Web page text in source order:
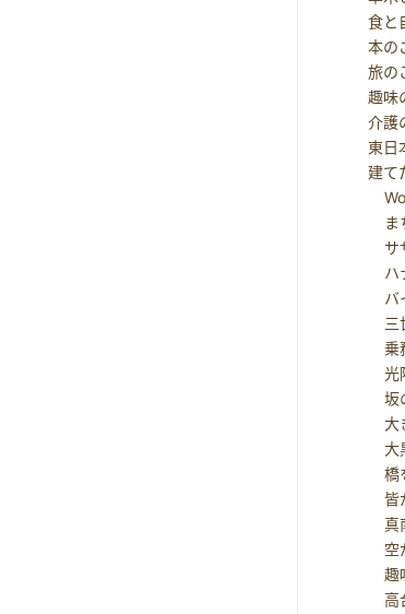
食と
本の
旅の
趣味
介護
東日
建て
まち
サザ
ハナ
バイ
三世
乗務
光降
坂の
大き
大黒
橋を
皆が
真南
空が
趣味
高台